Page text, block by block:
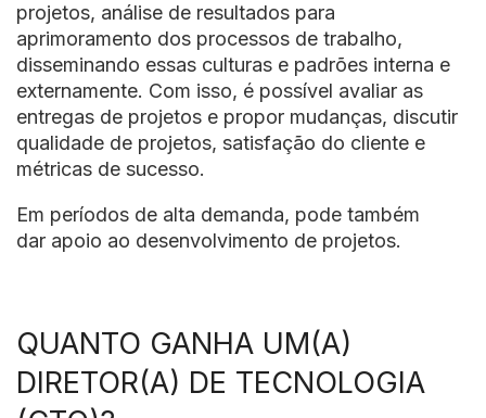
projetos, análise de resultados para
aprimoramento dos processos de trabalho,
disseminando essas culturas e padrões interna e
externamente. Com isso, é possível avaliar as
entregas de projetos e propor mudanças, discutir
qualidade de projetos, satisfação do cliente e
métricas de sucesso.
Em períodos de alta demanda, pode também
dar apoio ao desenvolvimento de projetos.
QUANTO GANHA UM(A)
DIRETOR(A) DE TECNOLOGIA